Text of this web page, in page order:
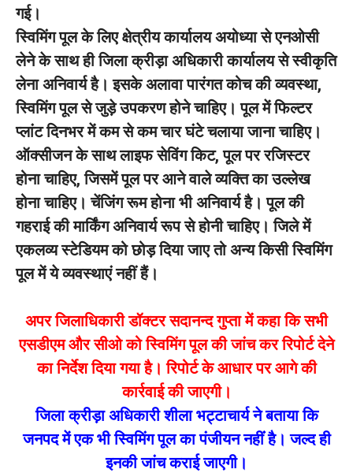
गई।
स्विमिंग पूल के लिए क्षेत्रीय कार्यालय अयोध्या से एनओसी
लेने के साथ ही जिला क्रीड़ा अधिकारी कार्यालय से स्वीकृति
लेना अनिवार्य है। इसके अलावा पारंगत कोच की व्यवस्था,
स्विमिंग पूल से जुड़े उपकरण होने चाहिए। पूल में फिल्टर
प्लांट दिनभर में कम से कम चार घंटे चलाया जाना चाहिए।
ऑक्सीजन के साथ लाइफ सेविंग किट, पूल पर रजिस्टर
होना चाहिए, जिसमें पूल पर आने वाले व्यक्ति का उल्लेख
होना चाहिए। चेंजिंग रूम होना भी अनिवार्य है। पूल की
गहराई की मार्किंग अनिवार्य रूप से होनी चाहिए। जिले में
एकलव्य स्टेडियम को छोड़ दिया जाए तो अन्य किसी स्विमिंग
पूल में ये व्यवस्थाएं नहीं हैं।
अपर जिलाधिकारी डॉक्टर सदानन्द गुप्ता में कहा कि सभी
एसडीएम और सीओ को स्विमिंग पूल की जांच कर रिपोर्ट देने
का निर्देश दिया गया है। रिपोर्ट के आधार पर आगे की
कार्रवाई की जाएगी।
जिला क्रीड़ा अधिकारी शीला भट्टाचार्य ने बताया कि
जनपद में एक भी स्विमिंग पूल का पंजीयन नहींं है। जल्द ही
इनकी जांच कराई जाएगी।